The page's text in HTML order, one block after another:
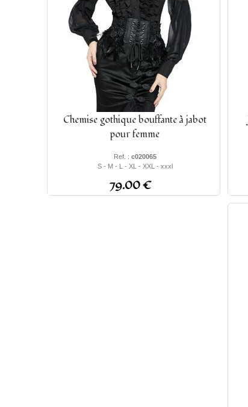
Chemise gothique bouffante à jabot
pour femme
Ref. : c020065
S - M - L - XL - XXL - xxxl
79.00 €